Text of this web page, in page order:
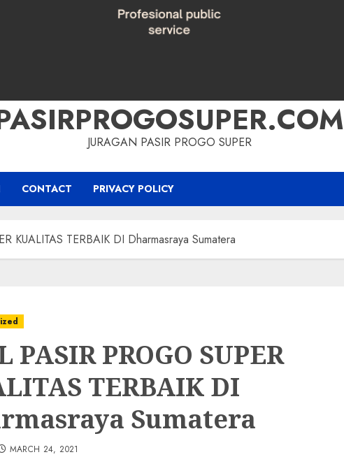
JURAGAN PASIR PROGO SUPER
CONTACT PRIVACY POLICY
KUALITAS TERBAIK DI Dharmasraya Sumatera
PASIR PROGO SUPER
TERBAIK DI
Sumatera
MARCH 24, 2021